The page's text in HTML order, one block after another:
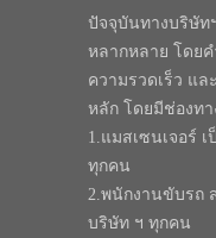
ปัจจุบันทางบริษัท
หลากหลาย โดย
ความรวดเร็ว แ
หลัก โดยมีช่องท
1.แมสเซนเจอร์
ทุกคน
2.พนักงานขับรถ
บริษัท ฯ ทุกคน